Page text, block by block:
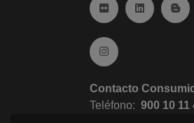
Ir a Flickr (abre en
Ir a Ir
Ir a Instagram
Contacto
Teléfono: 900 10 11